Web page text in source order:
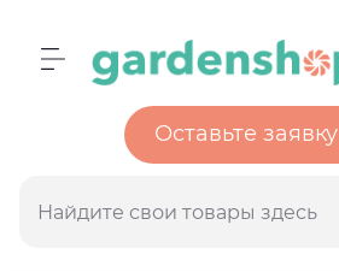
Оставьте заявку